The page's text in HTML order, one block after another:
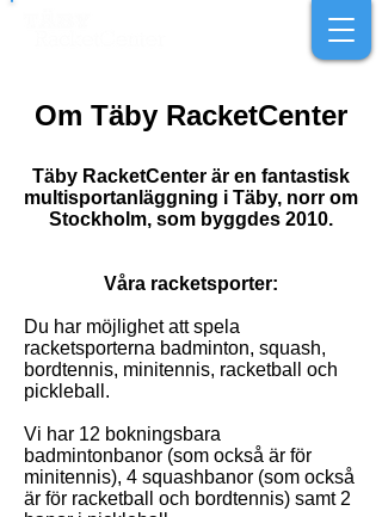
Om Täby RacketCenter
Täby RacketCenter är en fantastisk
multisportanläggning i Täby, norr om
Stockholm, som byggdes 2010.
Våra racketsporter:
Du har möjlighet att spela
racketsporterna badminton, squash,
bordtennis, minitennis, racketball och
pickleball.
Vi har 12 bokningsbara
badmintonbanor (som också är för
minitennis), 4 squashbanor (som också
är för racketball och bordtennis) samt 2